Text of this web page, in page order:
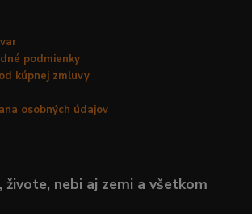
podmienky
kúpnej zmluvy
osobných údajov
živote, nebi aj zemi a všetkom